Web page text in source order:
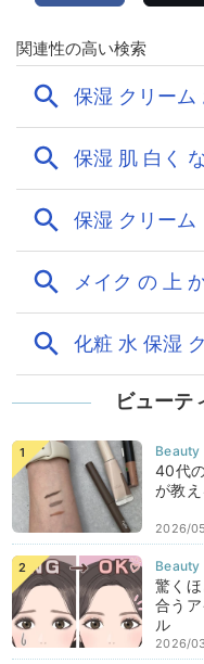
ビューテ
40代
が教
2026/
驚く
合う
ル
2026/